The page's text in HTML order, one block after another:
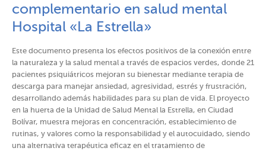
complementario en salud mental
Hospital «La Estrella»
Este documento presenta los efectos positivos de la conexión entre
la naturaleza y la salud mental a través de espacios verdes, donde 21
pacientes psiquiátricos mejoran su bienestar mediante terapia de
descarga para manejar ansiedad, agresividad, estrés y frustración,
desarrollando además habilidades para su plan de vida. El proyecto
en la huerta de la Unidad de Salud Mental la Estrella, en Ciudad
Bolívar, muestra mejoras en concentración, establecimiento de
rutinas, y valores como la responsabilidad y el autocuidado, siendo
una alternativa terapéutica eficaz en el tratamiento de